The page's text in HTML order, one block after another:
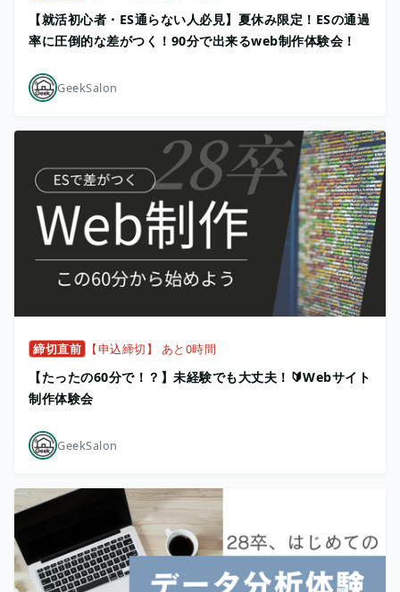
【就活初心者・ES通らない人必見】夏休み限定！ESの通過
率に圧倒的な差がつく！90分で出来るweb制作体験会！
GeekSalon
締切直前 【申込締切】 あと0時間
【たったの60分で！？】未経験でも大丈夫！🔰Webサイト
制作体験会
GeekSalon